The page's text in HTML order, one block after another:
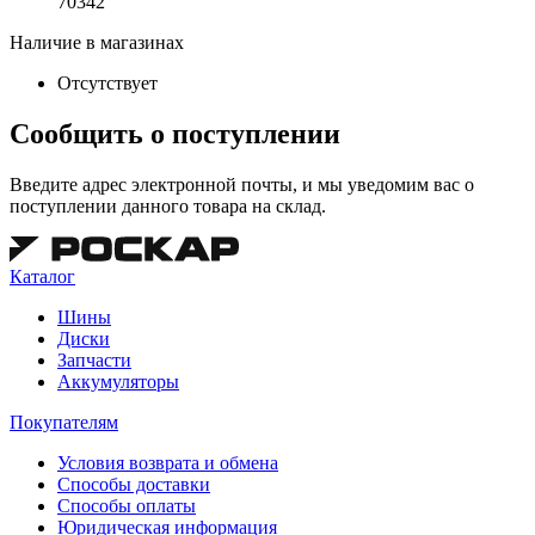
Наличие в магазинах
Отсутствует
Сообщить о поступлении
Введите адрес электронной почты, и мы уведомим вас о
поступлении данного товара на склад.
Каталог
Шины
Диски
Запчасти
Аккумуляторы
Покупателям
Условия возврата и обмена
Способы доставки
Способы оплаты
Юридическая информация